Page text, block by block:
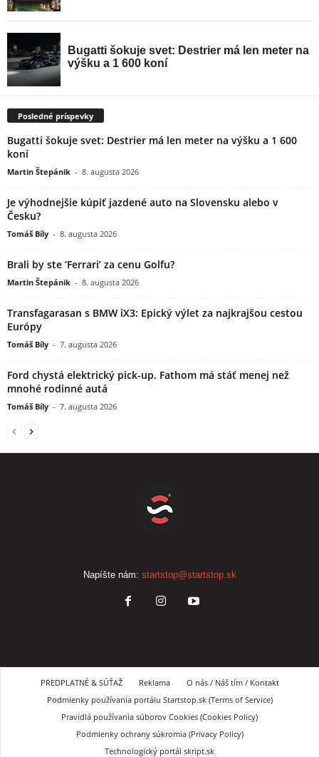
Posledné príspevky
Bugatti šokuje svet: Destrier má len meter na výšku a 1 600
koní
Martin Štepánik - 8. augusta 2026
Je výhodnejšie kúpiť jazdené auto na Slovensku alebo v
Česku?
Tomáš Bíly - 8. augusta 2026
Brali by ste ’Ferrari’ za cenu Golfu?
Martin Štepánik - 8. augusta 2026
Transfagarasan s BMW iX3: Epický výlet za najkrajšou cestou
Európy
Tomáš Bíly - 7. augusta 2026
Ford chystá elektrický pick-up. Fathom má stáť menej než
mnohé rodinné autá
Tomáš Bíly - 7. augusta 2026
Napíšte nám: startstop@startstop.sk
PREDPLATNÉ & SÚŤAŽ Reklama
O nás / Náš tím / Kontakt
Podmienky používania portálu Startstop.sk (Terms of Service)
Pravidlá používania súborov Cookies (Cookies Policy)
Podmienky ochrany súkromia (Privacy Policy)
Technologický portál skript.sk